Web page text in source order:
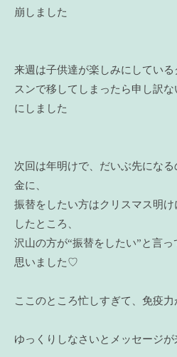
崩しました
来週は子供達が楽しみにしてい
スンで移してしまったら申し訳
にしました
次回は年明けで、だいぶ先にな
金に、
振替をしたい方はクリスマス明
したところ、
沢山の方が“振替をしたい”と言
思いました♡
ここのところ忙しすぎて、免疫
ゆっくりしなさいとメッセージ